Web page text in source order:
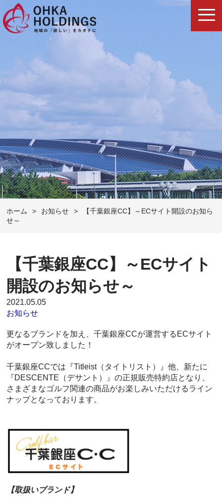
ホーム > お知らせ >
【千葉銀座CC】～ECサイト開設のお知ら
せ～
【千葉銀座CC】～ECサイト
開設のお知らせ～
2021.05.05
お知らせ
更なるブランドを加え、千葉銀座CCが運営するECサイト
がオープン致しました！
千葉銀座CCでは『Titleist（タイトリスト）』他、新たに
『DESCENTE（デサント）』の正規販売特約店となり、
さまざまなゴルフ関連の商品がお楽しみいただけるライン
ナップとなっております。
【取扱いブランド】